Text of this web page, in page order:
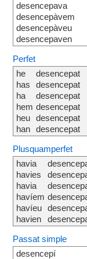
desencepava
desencepàvem
desencepàveu
desencepaven
Perfet
he
has
ha
hem
heu
han
desencepat
desencepat
desencepat
desencepat
desencepat
desencepat
Plusquamperfet
havia
havies
havia
havíem
havíeu
havien
Passat simple
desencepí